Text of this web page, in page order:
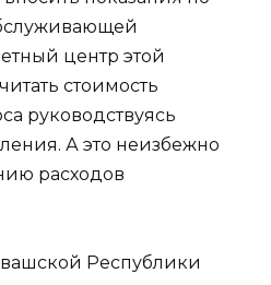
центр этой
стоимость
руководствуясь
А это неизбежно
расходов
Республики